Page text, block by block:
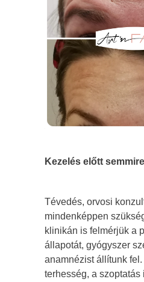
Kezelés előtt
Tévedés, orvosi
mindenképpen
klinikán is felmérjük a
állapotát, gyógyszer
anamnézist állítunk
terhesség, a szoptatás